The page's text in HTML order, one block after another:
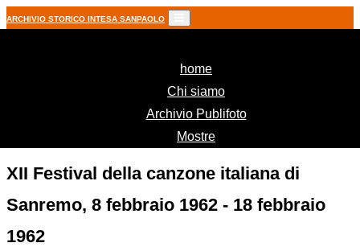
ARCHIVIO STORICO INTESA SANPAOLO
home(current)
Chi siamo
Archivio Publifoto
Mostre
XII Festival della canzone italiana di
Sanremo, 8 febbraio 1962 - 18 febbraio
1962